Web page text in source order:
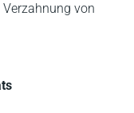
von